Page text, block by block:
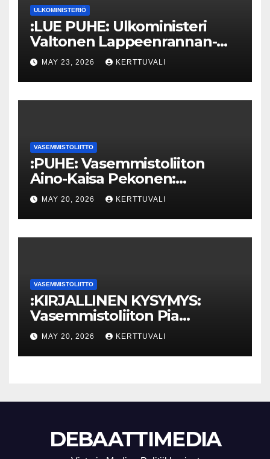
ULKOMINISTERIÖ
:LUE PUHE: Ulkoministeri
Valtonen Lappeenrannan-
Lahden teknillisen yliopiston
kunniatohtoriksi
MAY 23, 2026 KERTTUVALI
VASEMMISTOLIITTO
:PUHE: Vasemmistoliiton
Aino-Kaisa Pekonen:
Eriarvoistumisen
pysäyttäminen luo
turvallisuutta
MAY 20, 2026 KERTTUVALI
VASEMMISTOLIITTO
:KIRJALLINEN KYSYMYS:
Vasemmistoliiton Pia
Lohikoski: Missä viipyy Orpon
hallituksen drooniohjeistus
kunnille?
MAY 20, 2026 KERTTUVALI
DEBAATTIMEDIA